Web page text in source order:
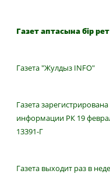
Газет аптасына бір
Газета "Жулдыз INFO"
Газета
информации РК 19
13391-Г
Газета выходит раз в